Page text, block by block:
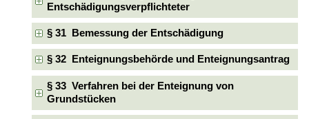
Entschädigungsverpflichteter
§ 31 Bemessung der Entschädigung
§ 32 Enteignungsbehörde und Enteignungsantrag
§ 33 Verfahren bei der Enteignung von
Grundstücken